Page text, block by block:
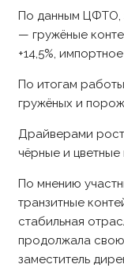
По данным ЦФТО,
— гружёные
+14,5%,
По итогам
гружёных и
Драйверами
чёрные и
По мнению
транзитные
стабильная
продолжала свою
заместитель